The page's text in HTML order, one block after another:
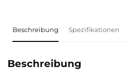
Beschreibung Spezifikationen
Beschreibung